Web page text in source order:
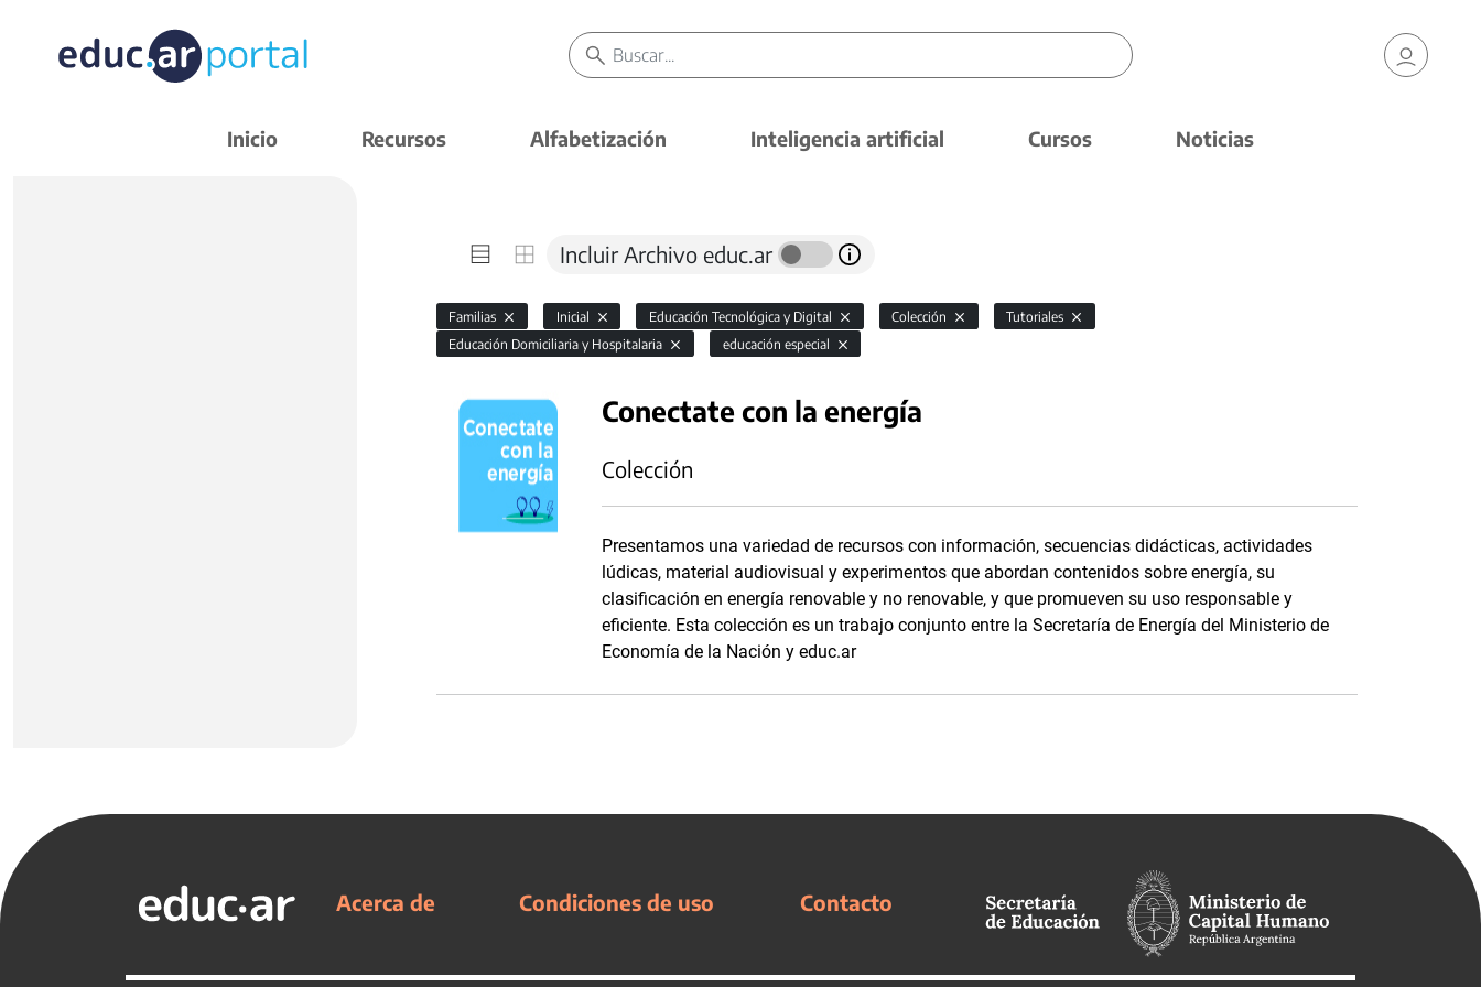
Inicio Recursos Alfabetización Inteligencia artificial Cursos Noticias
Incluir Archivo educ.ar
Familias Inicial Educación Tecnológica y Digital Colección
Tutoriales
Educación Domiciliaria y Hospitalaria
educación especial
Conectate con la energía
Colección
Presentamos una variedad de recursos con información, secuencias didácticas, actividades
lúdicas, material audiovisual y experimentos que abordan contenidos sobre energía, su
clasificación en energía renovable y no renovable, y que promueven su uso responsable y
eficiente. Esta colección es un trabajo conjunto entre la Secretaría de Energía del Ministerio de
Economía de la Nación y educ.ar
Acerca de Condiciones de uso Contacto